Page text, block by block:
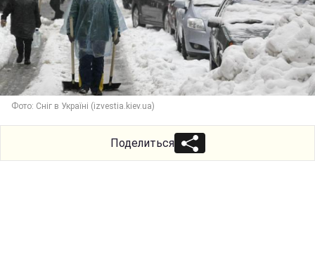
Фото: Сніг в Україні (izvestia.kiev.ua)
Поделиться